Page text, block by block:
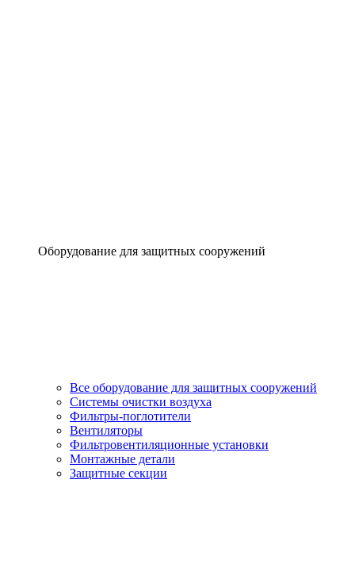
Оборудование для защитных сооружений
Все оборудование для защитных сооружений
Системы очистки воздуха
Фильтры-поглотители
Вентиляторы
Фильтровентиляционные установки
Монтажные детали
Защитные секции